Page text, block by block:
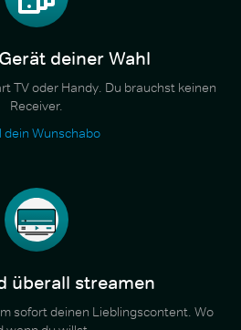
deiner Wahl
TV oder Handy. Du brauchst keinen
Receiver.
dein Wunschabo
überall streamen
sofort deinen Lieblingscontent. Wo